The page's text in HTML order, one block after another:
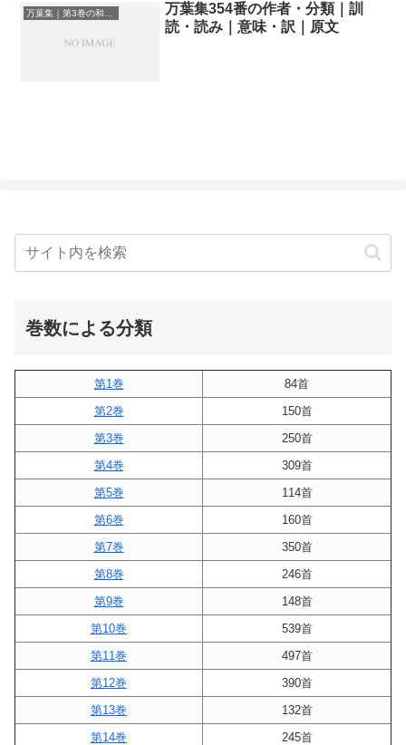
万葉集354番の作者・分類｜訓
読・読み｜意味・訳｜原文
巻数による分類
第1巻
84首
第2巻
150首
第3巻
250首
第4巻
309首
第5巻
114首
第6巻
160首
第7巻
350首
第8巻
246首
第9巻
148首
第10巻
539首
第11巻
497首
第12巻
390首
第13巻
132首
第14巻
245首